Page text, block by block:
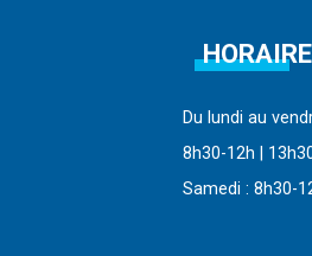
Du lundi au
8h30-12h |
Samedi : 8h30-